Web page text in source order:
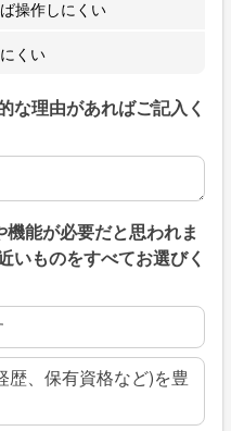
操作しにくい
くい
な理由があればご記入く
な理由があればご記入くだ
能が必要だと思われま
いものをすべてお選びく
歴、保有資格など)を豊